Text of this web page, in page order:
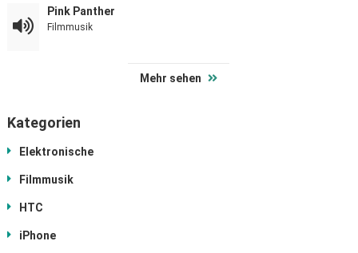
Pink Panther
Filmmusik
Mehr sehen
Kategorien
Elektronische
Filmmusik
HTC
iPhone